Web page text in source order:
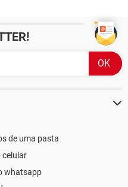
de uma pasta
celular
whatsapp